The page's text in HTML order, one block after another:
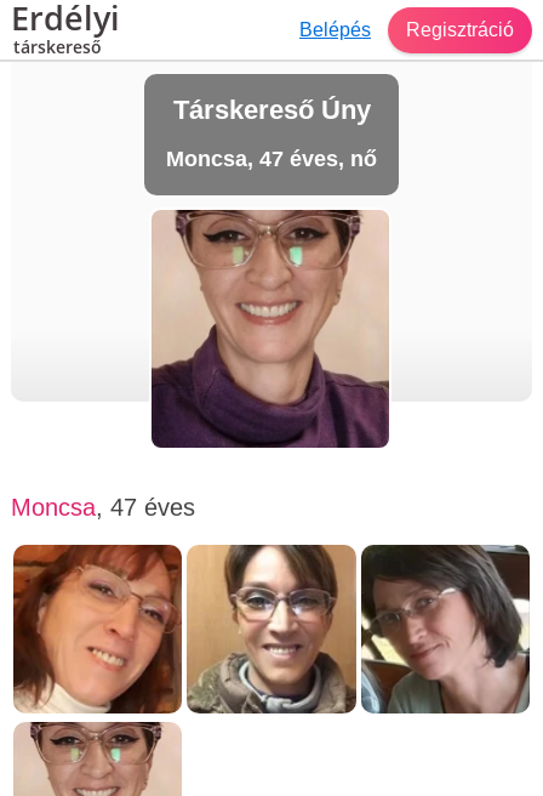
Erdélyi
társkereső
Belépés Regisztráció
Társkereső Úny
Moncsa, 47 éves, nő
Moncsa, 47 éves